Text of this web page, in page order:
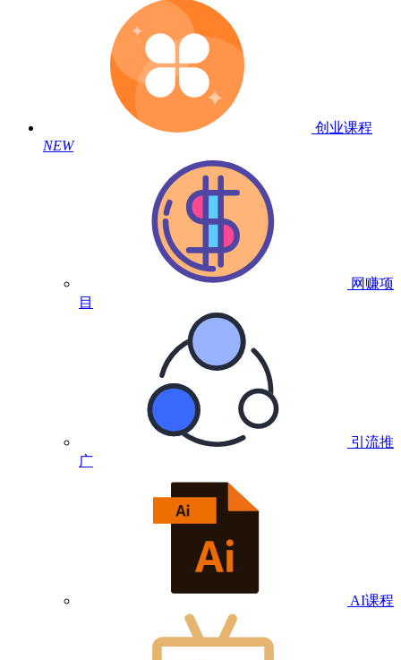
创业课程
NEW
网赚项
目
引流推
广
AI课程